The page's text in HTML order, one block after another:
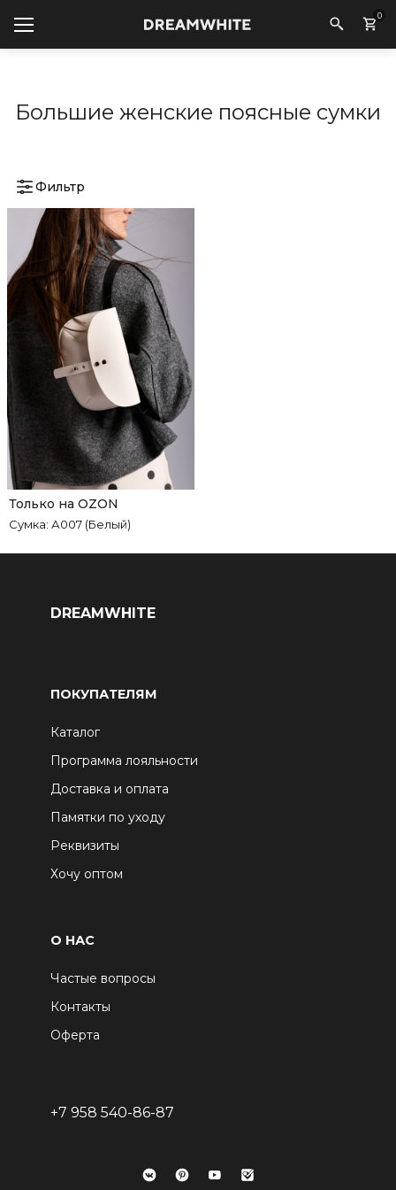
0
Большие женские поясные сумки
Фильтр
Сумка: А007 (Белый)
Только на OZON
DREAMWHITE
ПОКУПАТЕЛЯМ
Каталог
Программа лояльности
Доставка и оплата
Памятки по уходу
Реквизиты
Хочу оптом
О НАС
Частые вопросы
Контакты
Оферта
+7 958 540-86-87